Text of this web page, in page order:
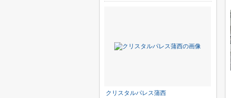
クリスタルパレス蒲西